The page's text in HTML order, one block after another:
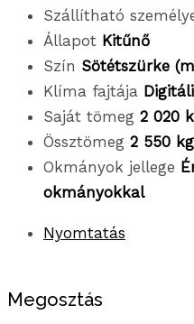
Szállítható
Állapot Kitűnő
Szín Sötétszürke
Klíma fajtája
Saját tömeg 2 020
Össztömeg 2 550 kg
Okmányok jellege
okmányokkal
Nyomtatás
Megosztás